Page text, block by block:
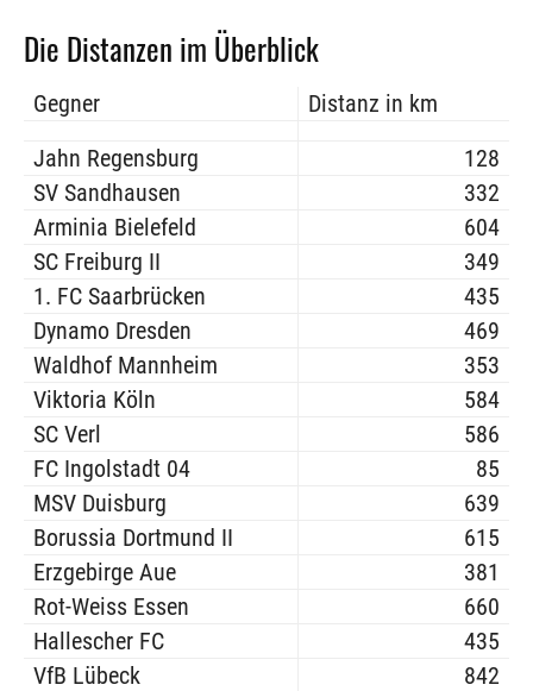
Die Distanzen im Überblick
Gegner
Distanz in km
Jahn Regensburg
128
SV Sandhausen
332
Arminia Bielefeld
604
SC Freiburg II
349
1. FC Saarbrücken
435
Dynamo Dresden
469
Waldhof Mannheim
353
Viktoria Köln
584
SC Verl
586
FC Ingolstadt 04
85
MSV Duisburg
639
Borussia Dortmund II
615
Erzgebirge Aue
381
Rot-Weiss Essen
660
Hallescher FC
435
VfB Lübeck
842